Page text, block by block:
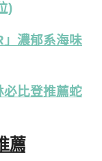
)
」濃郁系海味
必比登推薦蛇
薦